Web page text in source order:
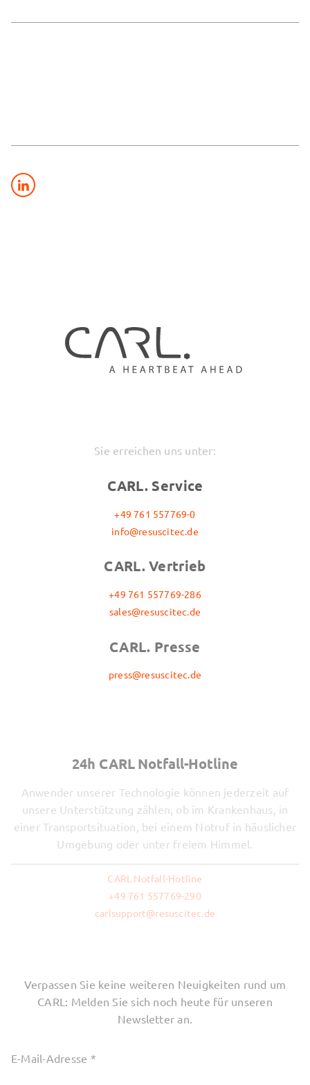
Sie erreichen uns unter:
CARL. Service
+49 761 557769-0
info@resuscitec.de
CARL. Vertrieb
+49 761 557769-286
sales@resuscitec.de
CARL. Presse
press@resuscitec.de
24h CARL Notfall-Hotline
Anwender unserer Technologie können jederzeit auf
unsere Unterstützung zählen, ob im Krankenhaus, in
einer Transportsituation, bei einem Notruf in häuslicher
Umgebung oder unter freiem Himmel.
CARL Notfall-Hotline
+49 761 557769-290
carlsupport@resuscitec.de
Verpassen Sie keine weiteren Neuigkeiten rund um
CARL: Melden Sie sich noch heute für unseren
Newsletter an.